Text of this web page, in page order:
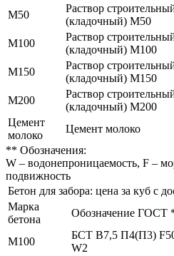
М50
Раствор
(кладочный) М50
М100
Раствор
(кладочный) М100
М150
Раствор
(кладочный) М150
М200
Раствор
(кладочный) М200
Цемент
молоко
Цемент молоко
** Обозначения:
W – водонепроницаемость, F –
подвижность
Бетон для забора: цена за куб с
Марка
бетона
Обозначение ГОСТ
М100
БСТ В7,5 П4(П3)
W2